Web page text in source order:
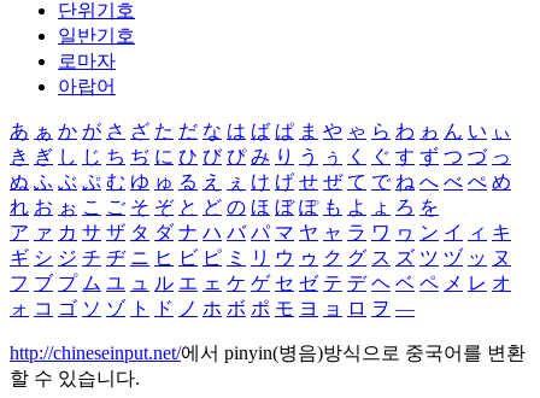
단위기호
일반기호
로마자
아랍어
あ ぁ か が さ ざ た だ な は ば ぱ ま や ゃ ら わ ゎ ん い ぃ
き ぎ し じ ち ぢ に ひ び ぴ み り う ぅ く ぐ す ず つ づ っ
ぬ ふ ぶ ぷ む ゆ ゅ る え ぇ け げ せ ぜ て で ね へ べ ぺ め
れ お ぉ こ ご そ ぞ と ど の ほ ぼ ぽ も よ ょ ろ を
ア ァ カ サ ザ タ ダ ナ ハ バ パ マ ヤ ャ ラ ワ ヮ ン イ ィ キ
ギ シ ジ チ ヂ ニ ヒ ビ ピ ミ リ ウ ゥ ク グ ス ズ ツ ヅ ッ ヌ
フ ブ プ ム ユ ュ ル エ ェ ケ ゲ セ ゼ テ デ ヘ ベ ペ メ レ オ
ォ コ ゴ ソ ゾ ト ド ノ ホ ボ ポ モ ヨ ョ ロ ヲ ―
http://chineseinput.net/에서 pinyin(병음)방식으로 중국어를 변환
할 수 있습니다.